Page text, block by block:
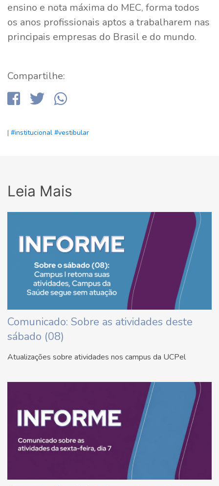
ensino e nota máxima do MEC, forma todos
os anos profissionais aptos a trabalharem nas
principais empresas do Brasil e do mundo.
Compartilhe:
| #institucional #vestibular
Leia Mais
Comunicado: Sobre as atividades deste
sábado (08)
Atualizações sobre atividades nos campus da UCPel